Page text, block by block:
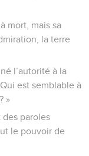
mort, mais sa
la terre
l’autorité à la
est semblable à
»
paroles
le pouvoir de